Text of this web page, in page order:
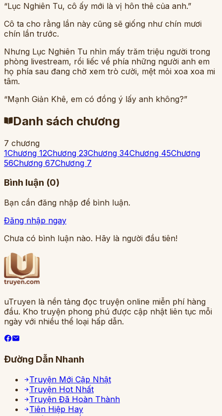
“Lục Nghiên Tu, cô ấy mới là vị hôn thê của anh.”
Cô ta cho rằng lần này cũng sẽ giống như chín mươi
chín lần trước.
Nhưng Lục Nghiên Tu nhìn mấy trăm triệu người trong
phòng livestream, rồi liếc về phía những người anh em
họ phía sau đang chờ xem trò cười, mệt mỏi xoa xoa mi
tâm.
“Mạnh Giản Khê, em có đồng ý lấy anh không?”
Danh sách chương
7 chương
1Chương 12Chương 23Chương 34Chương 45Chương
56Chương 67Chương 7
Bình luận (0)
Bạn cần đăng nhập để bình luận.
Đăng nhập ngay
Chưa có bình luận nào. Hãy là người đầu tiên!
uTruyen là nền tảng đọc truyện online miễn phí hàng
đầu. Kho truyện phong phú được cập nhật liên tục mỗi
ngày với nhiều thể loại hấp dẫn.
Đường Dẫn Nhanh
Truyện Mới Cập Nhật
Truyện Hot Nhất
Truyện Đã Hoàn Thành
Tiên Hiệp Hay